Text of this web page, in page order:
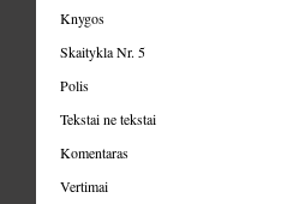
Knygos
Skaitykla Nr. 5
Polis
Tekstai ne tekstai
Komentaras
Vertimai